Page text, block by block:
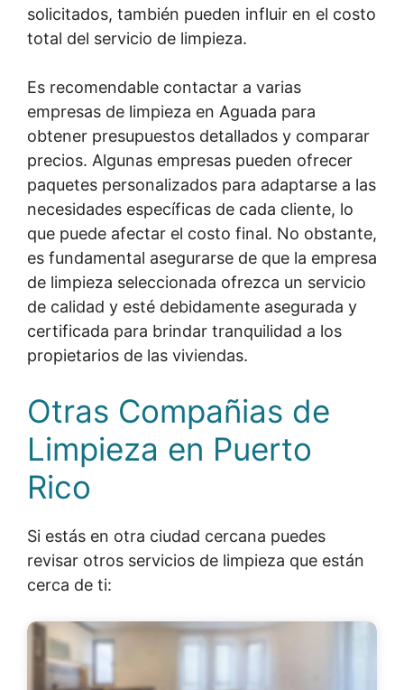
solicitados, también pueden influir en el costo
total del servicio de limpieza.
Es recomendable contactar a varias
empresas de limpieza en Aguada para
obtener presupuestos detallados y comparar
precios. Algunas empresas pueden ofrecer
paquetes personalizados para adaptarse a las
necesidades específicas de cada cliente, lo
que puede afectar el costo final. No obstante,
es fundamental asegurarse de que la empresa
de limpieza seleccionada ofrezca un servicio
de calidad y esté debidamente asegurada y
certificada para brindar tranquilidad a los
propietarios de las viviendas.
Otras Compañias de
Limpieza en Puerto
Rico
Si estás en otra ciudad cercana puedes
revisar otros servicios de limpieza que están
cerca de ti: